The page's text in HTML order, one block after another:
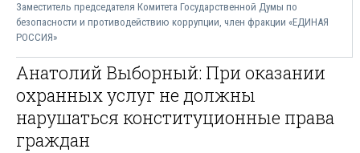
Заместитель председателя Комитета Государственной Думы по
безопасности и противодействию коррупции, член фракции «ЕДИНАЯ
РОССИЯ»
Анатолий Выборный: При оказании
охранных услуг не должны
нарушаться конституционные права
граждан